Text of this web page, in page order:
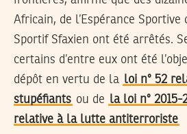
Africain, de l’Espérance
Sportif Sfaxien ont été arrêtés.
certains d’entre eux ont été
dépôt en vertu de la loi n° 52
stupéfiants ou de la loi n° 2015-
relative à la lutte antiterroriste